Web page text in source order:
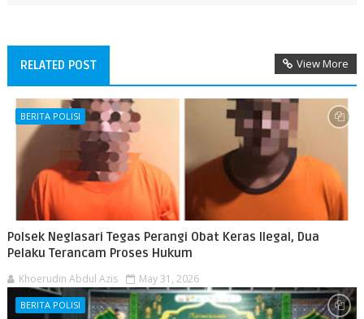
RELATED POST View More
BERITA POLISI
Polsek Neglasari Tegas Perangi Obat Keras Ilegal, Dua
Pelaku Terancam Proses Hukum
Khoerudin Abdul Azis May 31, 2026
BERITA POLISI